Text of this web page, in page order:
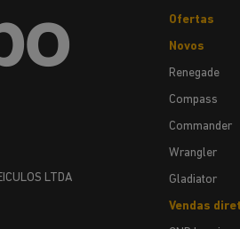
LTDA
Ofertas
Novos
Renegade
Compass
Commander
Wrangler
Gladiator
Vendas